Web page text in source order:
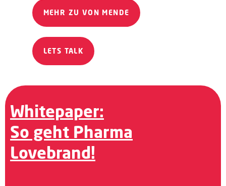
MEHR ZU VON MENDE
LETS TALK
Whitepaper:
So geht Pharma
Lovebrand!